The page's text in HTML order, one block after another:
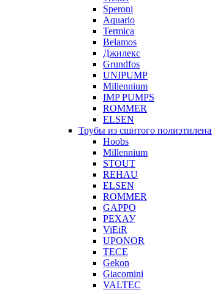
Speroni
Aquario
Termica
Belamos
Джилекс
Grundfos
UNIPUMP
Millennium
IMP PUMPS
ROMMER
ELSEN
Трубы из сшитого полиэтилена
Hoobs
Millennium
STOUT
REHAU
ELSEN
ROMMER
GAPPO
РЕХАУ
ViEiR
UPONOR
TECE
Gekon
Giacomini
VALTEC